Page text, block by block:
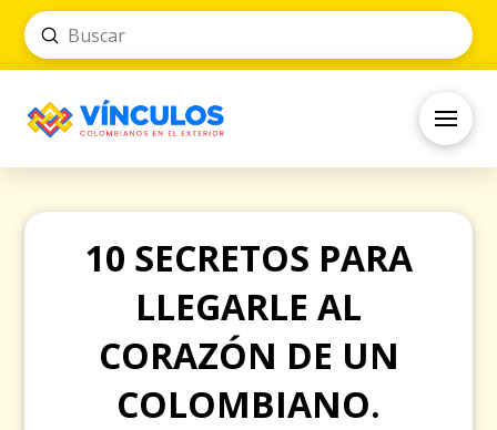
Search
Submit
10 SECRETOS PARA
LLEGARLE AL
CORAZÓN DE UN
COLOMBIANO.